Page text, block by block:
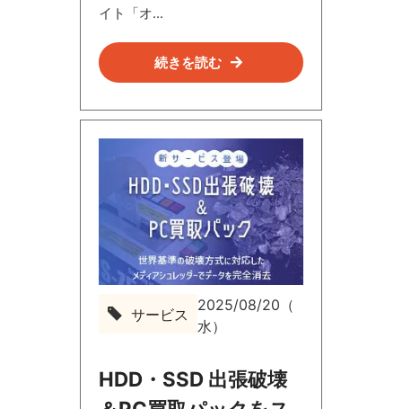
イト「オ...
続きを読む
サ
ス
サービス
2025/08/20（
水）
HDD・SSD 出張破壊